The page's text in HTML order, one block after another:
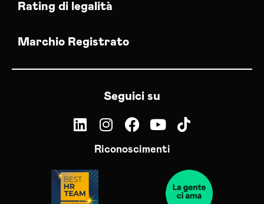
Rating di legalità
Marchio Registrato
Seguici su
Riconoscimenti